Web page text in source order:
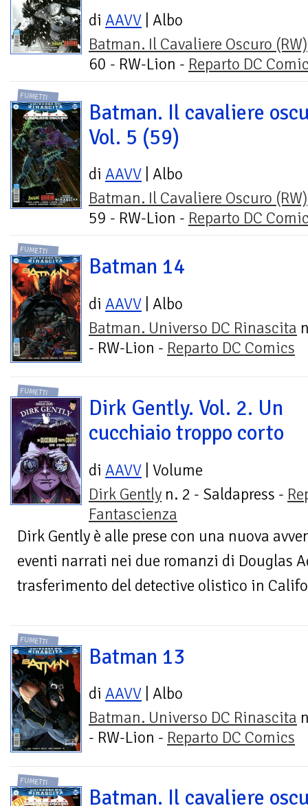
di AAVV | Albo
Batman. Il Cavaliere Oscuro (RW)
60 - RW-Lion - Reparto DC
FUMETTI
Batman. Il cavaliere
Vol. 5 (59)
di AAVV | Albo
Batman. Il Cavaliere Oscuro (RW)
59 - RW-Lion - Reparto DC
FUMETTI
Batman 14
di AAVV | Albo
Batman. Universo DC Rinascita
- RW-Lion - Reparto DC Comics
FUMETTI
Dirk Gently. Vol. 2. Un
cucchiaio troppo corto
di AAVV | Volume
Dirk Gently n. 2 - Saldapress -
Fantascienza
Dirk Gently è alle prese con una nuova
eventi narrati nei due romanzi di Douglas
trasferimento del detective olistico in
FUMETTI
Batman 13
di AAVV | Albo
Batman. Universo DC Rinascita
- RW-Lion - Reparto DC Comics
FUMETTI
Batman. Il cavaliere